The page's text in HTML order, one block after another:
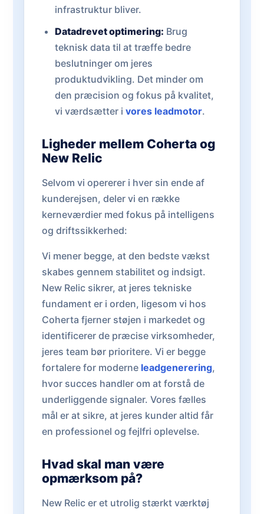
infrastruktur bliver.
Datadrevet optimering: Brug
teknisk data til at træffe bedre
beslutninger om jeres
produktudvikling. Det minder om
den præcision og fokus på kvalitet,
vi værdsætter i vores leadmotor.
Ligheder mellem Coherta og
New Relic
Selvom vi opererer i hver sin ende af
kunderejsen, deler vi en række
kerneværdier med fokus på intelligens
og driftssikkerhed:
Vi mener begge, at den bedste vækst
skabes gennem stabilitet og indsigt.
New Relic sikrer, at jeres tekniske
fundament er i orden, ligesom vi hos
Coherta fjerner støjen i markedet og
identificerer de præcise virksomheder,
jeres team bør prioritere. Vi er begge
fortalere for moderne leadgenerering,
hvor succes handler om at forstå de
underliggende signaler. Vores fælles
mål er at sikre, at jeres kunder altid får
en professionel og fejlfri oplevelse.
Hvad skal man være
opmærksom på?
New Relic er et utrolig stærkt værktøj